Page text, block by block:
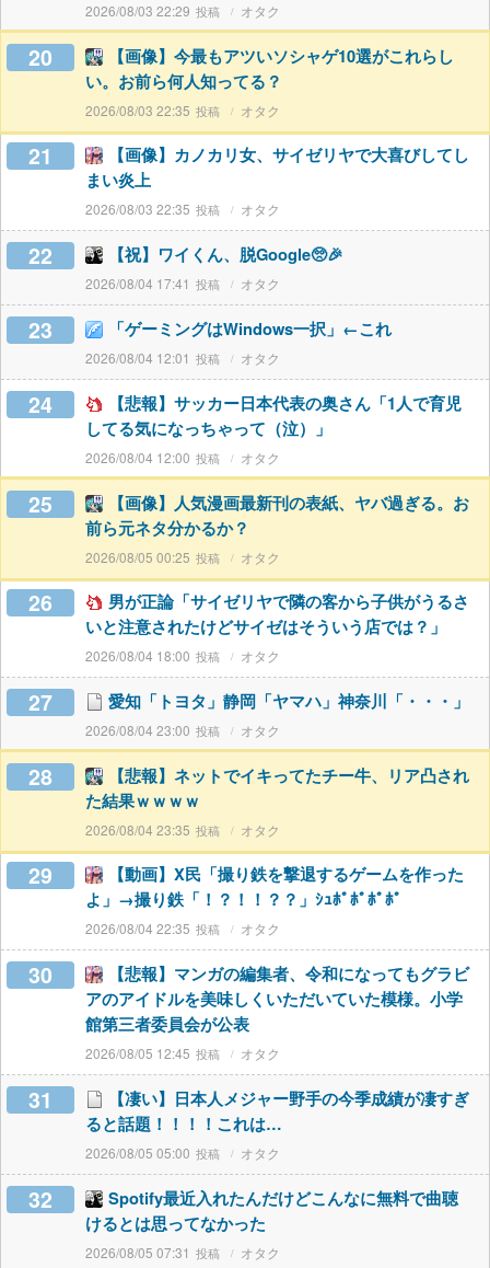
2026/08/03 22:29 オタク
20
【画像】今最もアツいソシャゲ10選がこれらし
い。お前ら何人知ってる？
2026/08/03 22:35 オタク
21
【画像】カノカリ女、サイゼリヤで大喜びしてし
まい炎上
2026/08/03 22:35 オタク
22 【祝】ワイくん、脱Google🥺🎉
2026/08/04 17:41 オタク
23 「ゲーミングはWindows一択」←これ
2026/08/04 12:01 オタク
24
【悲報】サッカー日本代表の奥さん「1人で育児
してる気になっちゃって（泣）」
2026/08/04 12:00 オタク
25
【画像】人気漫画最新刊の表紙、ヤバ過ぎる。お
前ら元ネタ分かるか？
2026/08/05 00:25 オタク
26
男が正論「サイゼリヤで隣の客から子供がうるさ
いと注意されたけどサイゼはそういう店では？」
2026/08/04 18:00 オタク
27 愛知「トヨタ」静岡「ヤマハ」神奈川「・・・」
2026/08/04 23:00 オタク
28
【悲報】ネットでイキってたチー牛、リア凸され
た結果ｗｗｗｗ
2026/08/04 23:35 オタク
29
【動画】X民「撮り鉄を撃退するゲームを作った
よ」→撮り鉄「！？！！？？」ｼｭﾎﾟﾎﾟﾎﾟﾎﾟ
2026/08/04 22:35 オタク
30
【悲報】マンガの編集者、令和になってもグラビ
アのアイドルを美味しくいただいていた模様。小学
館第三者委員会が公表
2026/08/05 12:45 オタク
31
【凄い】日本人メジャー野手の今季成績が凄すぎ
ると話題！！！！これは…
2026/08/05 05:00 オタク
32
Spotify最近入れたんだけどこんなに無料で曲聴
けるとは思ってなかった
2026/08/05 07:31 オタク